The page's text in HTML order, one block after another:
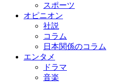
スポーツ
オピニオン
社説
コラム
日本関係のコラム
エンタメ
ドラマ
音楽